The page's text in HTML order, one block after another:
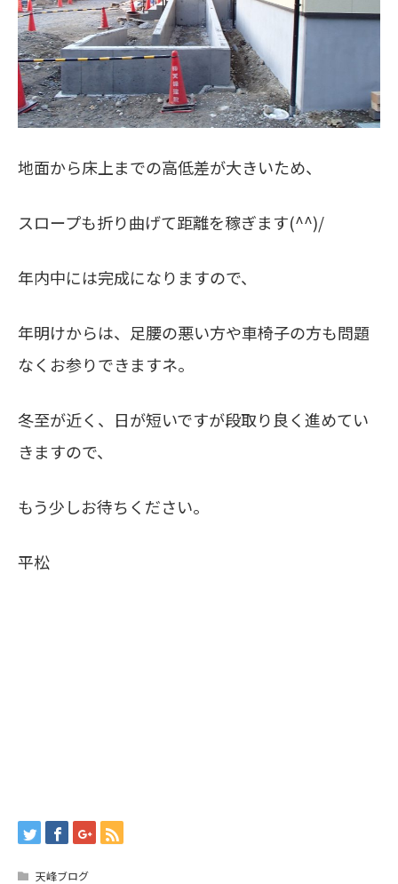
地面から床上までの高低差が大きいため、
スロープも折り曲げて距離を稼ぎます(^^)/
年内中には完成になりますので、
年明けからは、足腰の悪い方や車椅子の方も問題
なくお参りできますネ。
冬至が近く、日が短いですが段取り良く進めてい
きますので、
もう少しお待ちください。
平松
天峰ブログ